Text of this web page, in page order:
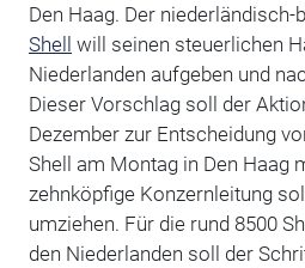
Den Haag. Der
Shell will seinen steuerlichen
Niederlanden aufgeben und
Dieser Vorschlag soll der
Dezember zur Entscheidung
Shell am Montag in Den Haag
zehnköpfige Konzernleitung
umziehen. Für die rund 8500
den Niederlanden soll der